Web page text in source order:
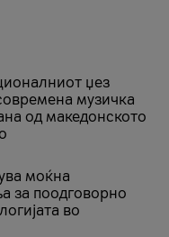
џез
музичка
од македонското
моќна
за поодговорно
во